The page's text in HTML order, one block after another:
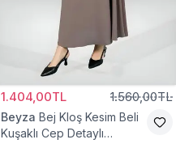
1.404,00TL 1.560,00TL
Beyza Bej Kloş Kesim Beli
Kuşaklı Cep Detaylı